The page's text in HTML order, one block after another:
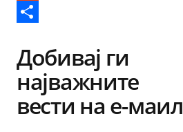
Reddit
Добивај ги
најважните
вести на е-маил